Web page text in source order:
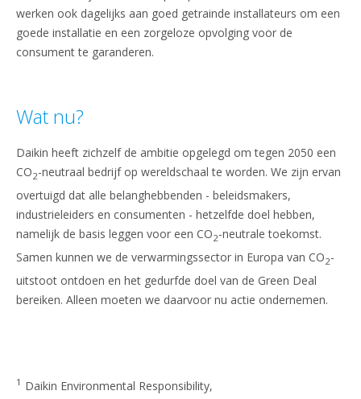
werken ook dagelijks aan goed getrainde installateurs om een
goede installatie en een zorgeloze opvolging voor de
consument te garanderen.
Wat nu?
Daikin heeft zichzelf de ambitie opgelegd om tegen 2050 een
CO2-neutraal bedrijf op wereldschaal te worden. We zijn ervan
overtuigd dat alle belanghebbenden - beleidsmakers,
industrieleiders en consumenten - hetzelfde doel hebben,
namelijk de basis leggen voor een CO2-neutrale toekomst.
Samen kunnen we de verwarmingssector in Europa van CO2-
uitstoot ontdoen en het gedurfde doel van de Green Deal
bereiken. Alleen moeten we daarvoor nu actie ondernemen.
1 Daikin Environmental Responsibility,